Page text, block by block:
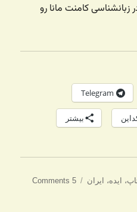
کامنت مانا رو
Telegram
بیشتر
، ایده، ایران 5 Comments